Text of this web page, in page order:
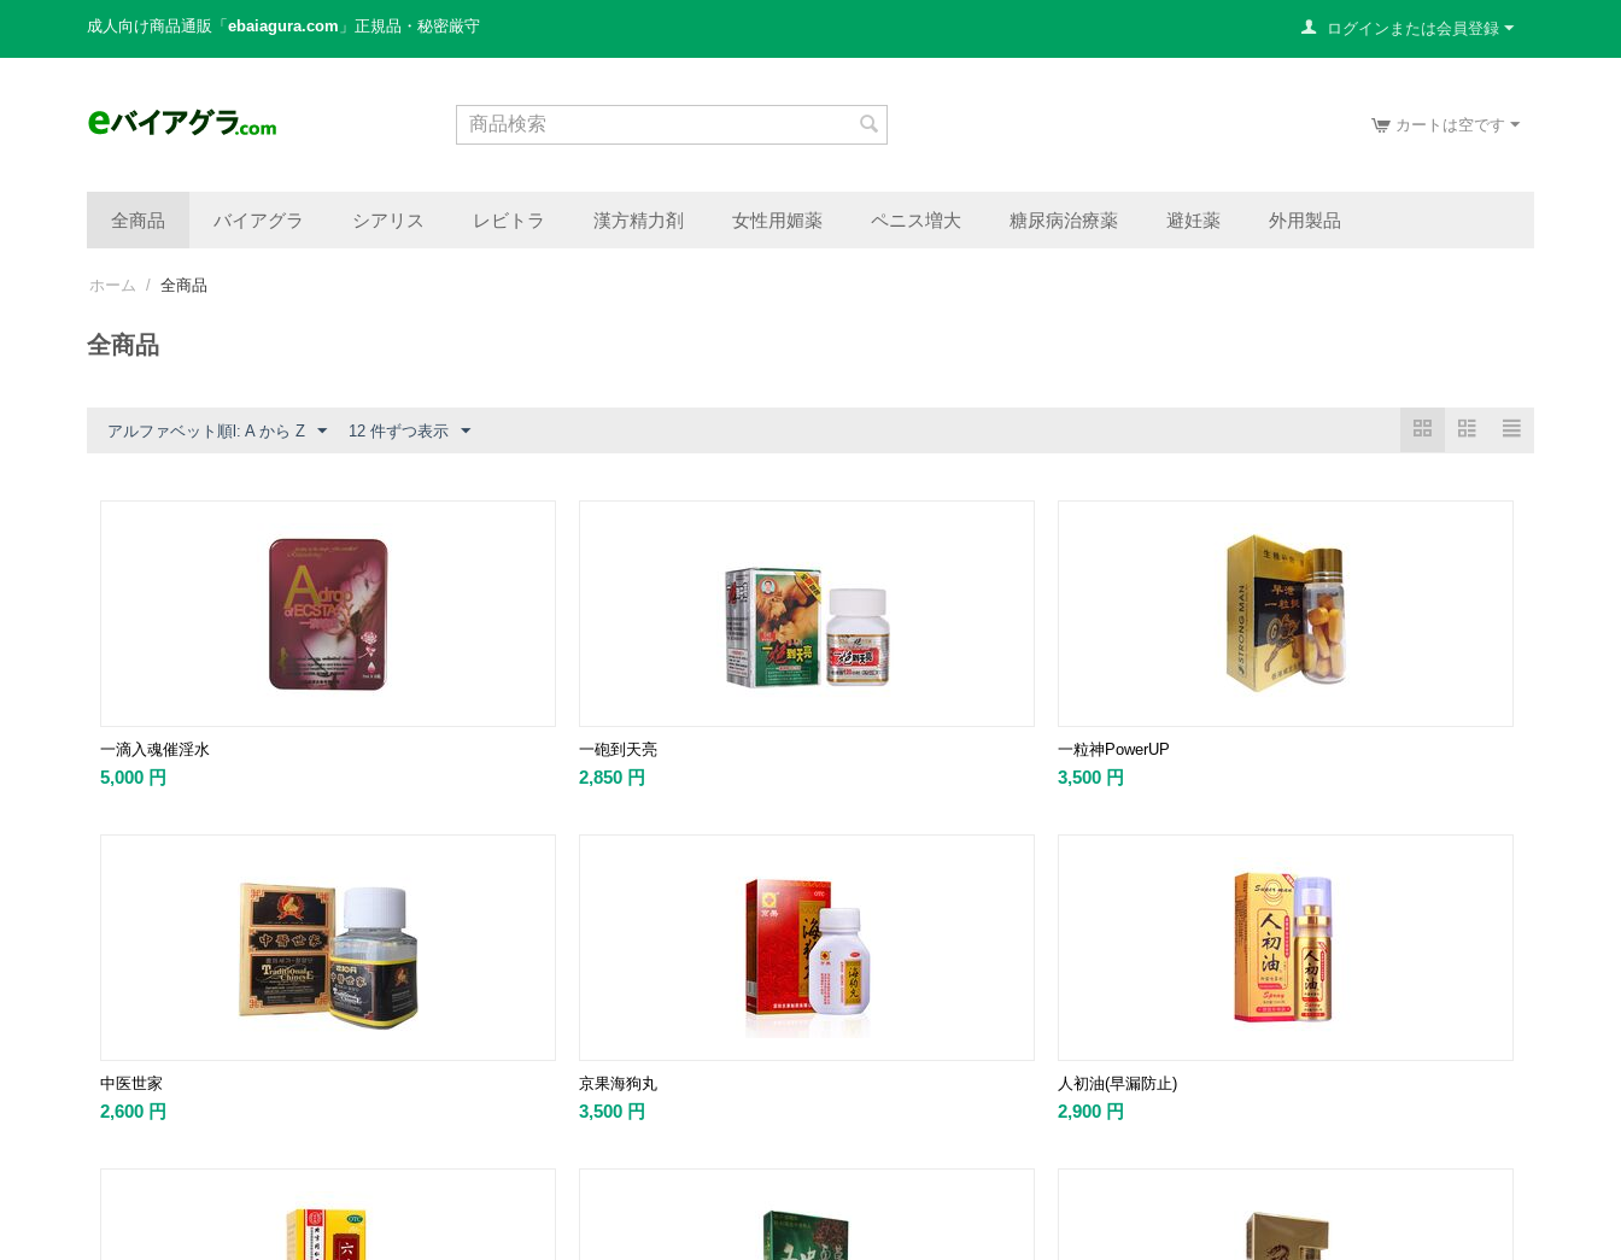
成人向け商品通販「 ebaiagura.com 」正規品・秘密厳守 ログインまたは会員登録
カートは空です
全商品 バイアグラ シアリス レビトラ 漢方精力剤 女性用媚薬 ペニス増大 糖尿病治療薬 避妊薬 外用製品
ホーム / 全商品
全商品
アルファベット順l: A から Z 12 件ずつ表示
一滴入魂催淫水
5,000 円
一砲到天亮
2,850 円
一粒神PowerUP
3,500 円
中医世家
2,600 円
京果海狗丸
3,500 円
人初油(早漏防止)
2,900 円